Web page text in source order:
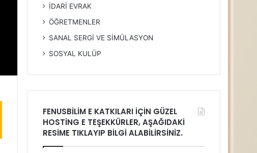
İDARİ EVRAK
ÖĞRETMENLER
SANAL SERGİ VE SİMÜLASYON
SOSYAL KULÜP
FENUSBİLİM E KATKILARI İÇİN GÜZEL
HOSTİNG E TEŞEKKÜRLER, AŞAĞIDAKİ
RESİME TIKLAYIP BİLGİ ALABİLİRSİNİZ.